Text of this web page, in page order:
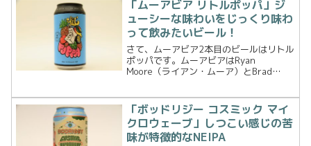
「ムーアビア リトルポッパ」ジ
ューシーな味わいをじっくり味わ
って飲みたいビール！
さて、ムーアビア2本目のビールはリトル
ポッパです。ムーアビアはRyan
Moore（ライアン・ムーア）とBrad
系ブリュワリー。記事を書いている2020
年12...
「ボッドリジー コスミック マイ
クロウェーブ」しつこい感じの苦
味が特徴的なNEIPA